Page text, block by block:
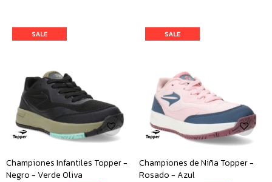
Championes Infantiles Topper -
Negro - Verde Oliva
Championes de Niña Topper -
Rosado - Azul